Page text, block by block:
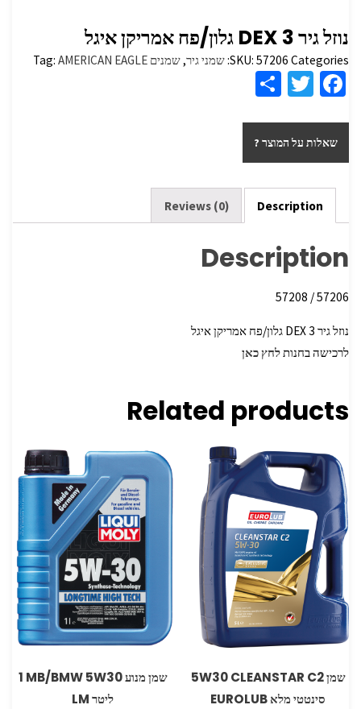
נוזל גיר DEX 3 גלון/פח אמריקן איגל
SKU: 57206 Categories: שמני גיר,שמנים Tag: AMERICAN EAGLE
Fa
b
o
o
k
T
tt
er
ar
e
שאלות על המוצר ?
Description
Reviews (0)
Description
57206 / 57208
נוזל גיר DEX 3 גלון/פח אמריקן איגל
לרכישה בחנותלחץ כאן
Related products
שמן 5W30 CLEANSTAR C2
סינטטי מלא EUROLUB
שמן מנוע ‏‏5W30 ‏MB/BMW‏ 1
ליטר LM